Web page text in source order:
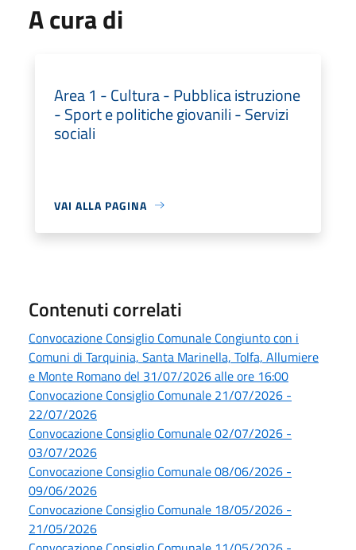
A cura di
Area 1 - Cultura - Pubblica istruzione
- Sport e politiche giovanili - Servizi
sociali
VAI ALLA PAGINA
Contenuti correlati
Convocazione Consiglio Comunale Congiunto con i
Comuni di Tarquinia, Santa Marinella, Tolfa, Allumiere
e Monte Romano del 31/07/2026 alle ore 16:00
Convocazione Consiglio Comunale 21/07/2026 -
22/07/2026
Convocazione Consiglio Comunale 02/07/2026 -
03/07/2026
Convocazione Consiglio Comunale 08/06/2026 -
09/06/2026
Convocazione Consiglio Comunale 18/05/2026 -
21/05/2026